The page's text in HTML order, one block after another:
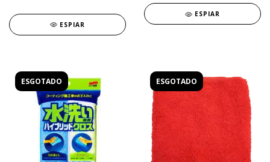
ESPIAR
ESPIAR
ESGOTADO ESGOTADO